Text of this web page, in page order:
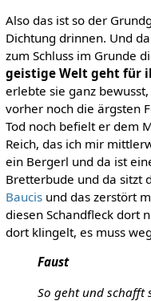
Also das ist so der
Dichtung drinnen. Und
zum Schluss im Grunde
geistige Welt geht für
erlebte sie ganz
vorher noch die ärgsten
Tod noch befielt er dem
Reich, das ich mir
ein Bergerl und da ist
Bretterbude und da sitzt
Baucisund das zerstört
diesen Schandfleck dort
dort klingelt, es muss
Faust
So geht und schafft